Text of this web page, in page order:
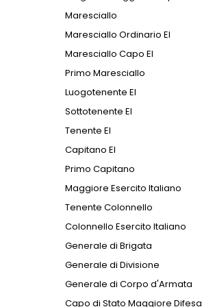
Maresciallo
Maresciallo Ordinario EI
Maresciallo Capo EI
Primo Maresciallo
Luogotenente EI
Sottotenente EI
Tenente EI
Capitano EI
Primo Capitano
Maggiore Esercito Italiano
Tenente Colonnello
Colonnello Esercito Italiano
Generale di Brigata
Generale di Divisione
Generale di Corpo d'Armata
Capo di Stato Maggiore Difesa